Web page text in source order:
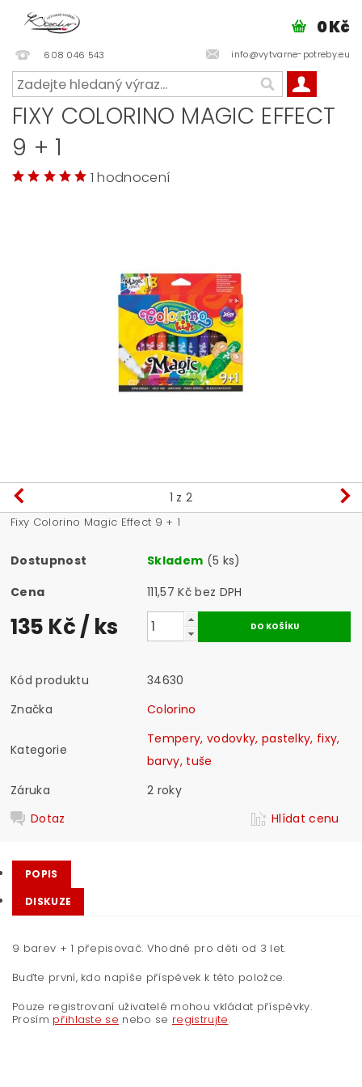
608 046 543 info@vytvarne-potreby.eu
0 Kč
FIXY COLORINO MAGIC EFFECT
9 + 1
1 hodnocení
1 z 2
Fixy Colorino Magic Effect 9 + 1
Dostupnost Skladem (5 ks)
Cena
111,57 Kč bez DPH
135 Kč/ ks
Kód produktu
34630
Značka
Colorino
Kategorie
Tempery, vodovky, pastelky, fixy,
barvy, tuše
Záruka
2 roky
Dotaz
Hlídat cenu
POPIS
DISKUZE
9 barev + 1 přepisovač. Vhodné pro děti od 3 let.
Buďte první, kdo napíše příspěvek k této položce.
Pouze registrovaní uživatelé mohou vkládat příspěvky.
Prosím přihlaste se nebo se registrujte.